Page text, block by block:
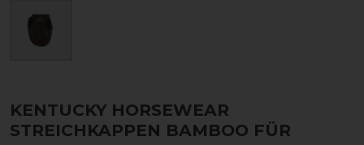
KENTUCKY HORSEWEAR
STREICHKAPPEN BAMBOO FÜR